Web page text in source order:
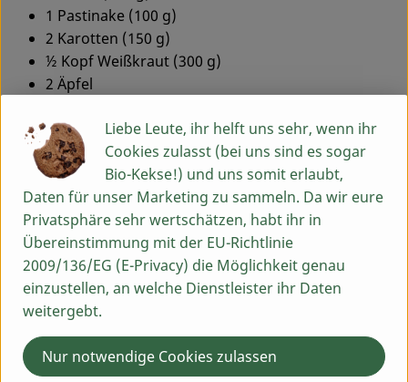
1 Pastinake (100 g)
2 Karotten (150 g)
½ Kopf Weißkraut (300 g)
2 Äpfel
1 Schnapsglas weißer Balsamico
1 Glas vegane Mayo (250 g)
Salz, Pfeffer, Zucker, Dill
Evtl. Gurkenwasser
Patty
Red Lentil BBQ-Style Burger von Bunte Burger
Red Bean Umami-Style Burger von Bunte Burger
Salat
Liebe Leute, ihr helft uns sehr, wenn ihr
Cookies zulasst (bei uns sind es sogar
Bio-Kekse!) und uns somit erlaubt,
Daten für unser Marketing zu sammeln. Da wir eure
Privatsphäre sehr wertschätzen, habt ihr in
Übereinstimmung mit der EU-Richtlinie
2009/136/EG (E-Privacy) die Möglichkeit genau
einzustellen, an welche Dienstleister ihr Daten
weitergebt.
Nur notwendige Cookies zulassen